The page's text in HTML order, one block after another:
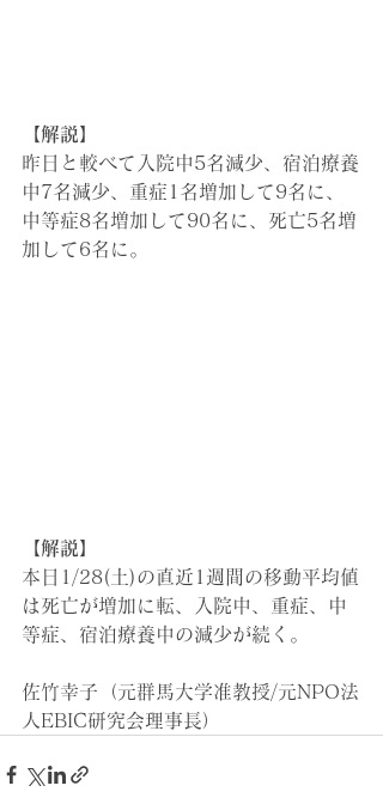
【解説】
昨日と較べて入院中5名減少、宿泊療養
中7名減少、 重症1名増加 して9名に、
中等症8名増加して90名に、死亡5名増
加して6名に。
【解説】
本日1/28(土)の直近1週間の移動平均値
は死亡が増加に転、入院中、重症、中
等症、宿泊療養中の減少が続く。
佐竹幸子（元群馬大学准教授/元NPO法
人EBIC研究会理事長）